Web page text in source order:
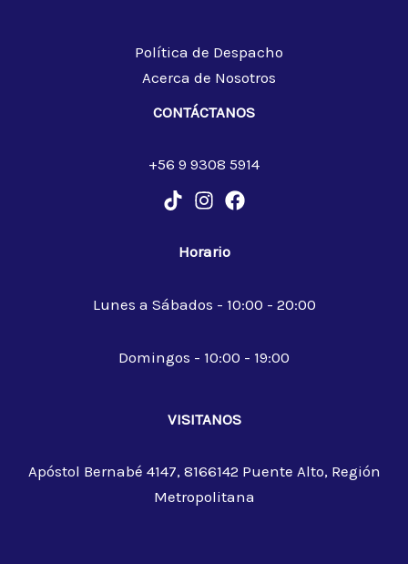
Política de Despacho
Acerca de Nosotros
CONTÁCTANOS
+56 9 9308 5914
Horario
Lunes a Sábados - 10:00 - 20:00
Domingos - 10:00 - 19:00
VISITANOS
Apóstol Bernabé 4147, 8166142 Puente Alto, Región
Metropolitana